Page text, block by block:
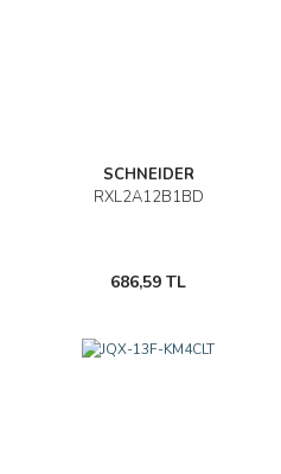
SCHNEIDER
RXL2A12B1BD
686,59 TL